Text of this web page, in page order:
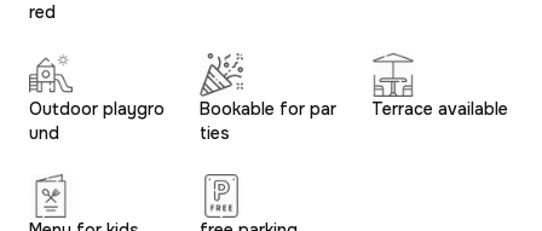
red
Outdoor playgro
und
Bookable for par
ties
Terrace available